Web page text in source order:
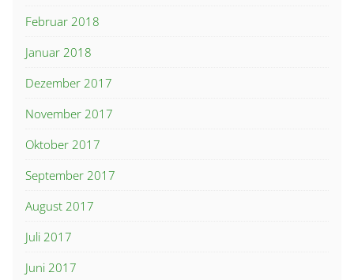
Februar 2018
Januar 2018
Dezember 2017
November 2017
Oktober 2017
September 2017
August 2017
Juli 2017
Juni 2017